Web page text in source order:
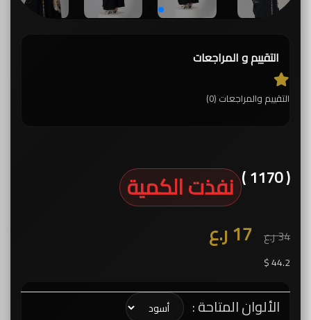
التقييم و المراجعات
التقييم والمراجعات (0)
( 1170 ) نفذت الكمية
34 ر.ع 17 ر.ع
44.2 $
الألوان المتاحة :